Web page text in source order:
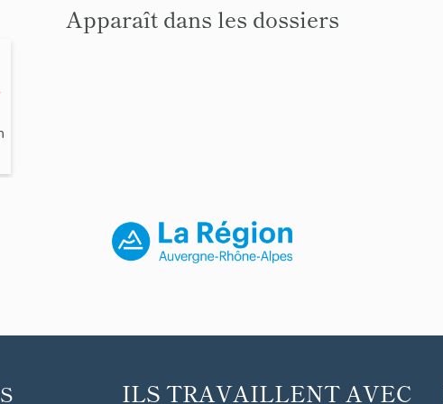
Apparaît dans les dossiers
ILS TRAVAILLENT AVEC